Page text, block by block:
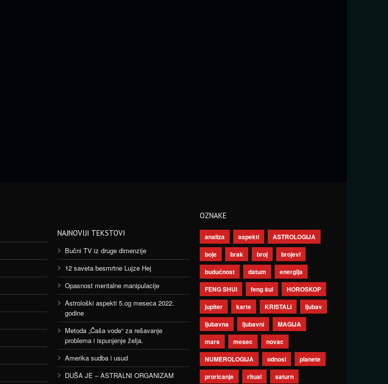
NAJNOVIJI TEKSTOVI
Bučni TV iz druge dimenzije
12 saveta besmrtne Lujze Hej
Opasnost mentalne manipulacije
Astrološki aspekti 5.og meseca 2022.
godine
Metoda „Čaša vode“ za rešavanje
problema i ispunjenje želja.
Amerika sudba i usud
DUŠA JE – ASTRALNI ORGANIZAM
OZNAKE
analiza aspekti
ASTROLOGIJA
boje
brak broj
brojevi
budućnost
datum
energija
FENG SHUI
feng šui
HOROSKOP
jupiter
karte KRISTALI
ljubav
ljubavna
ljubavni
MAGIJA
mars
mesec
novac
NUMEROLOGIJA
odnosi
planete
proricanje
ritual saturn